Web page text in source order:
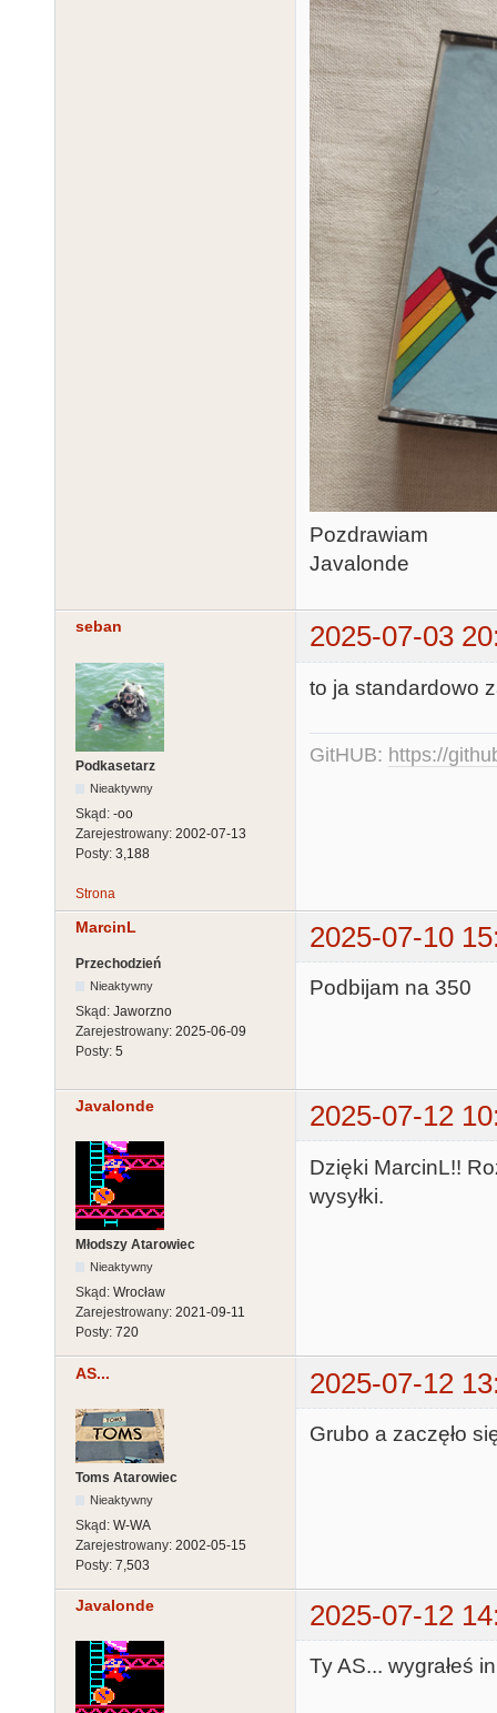
Pozdrawiam
Javalonde
seban 2025-07-03
Podkasetarz
Nieaktywny
Skąd: -oo
Zarejestrowany: 2002-07-13
Posty: 3,188
to ja standardowo
GitHUB: https://
Strona
MarcinL 2025-07-10
Przechodzień
Nieaktywny
Skąd: Jaworzno
Zarejestrowany: 2025-06-09
Posty: 5
Podbijam na 350
Javalonde 2025-07-12
Młodszy Atarowiec
Nieaktywny
Skąd: Wrocław
Zarejestrowany: 2021-09-11
Posty: 720
Dzięki MarcinL!!
wysyłki.
AS... 2025-07-12
Toms Atarowiec
Nieaktywny
Skąd: W-WA
Zarejestrowany: 2002-05-15
Posty: 7,503
Grubo a zaczęło
Javalonde 2025-07-12
Ty AS... wygrałeś